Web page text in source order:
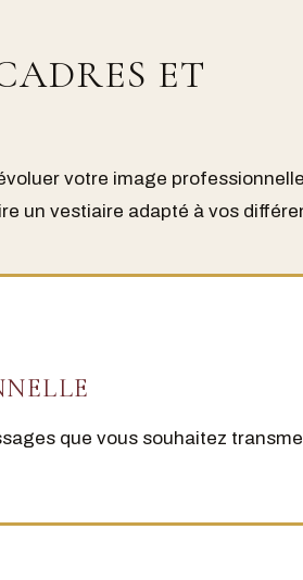
ET
votre image
un vestiaire adapté à vos
que vous souhaitez